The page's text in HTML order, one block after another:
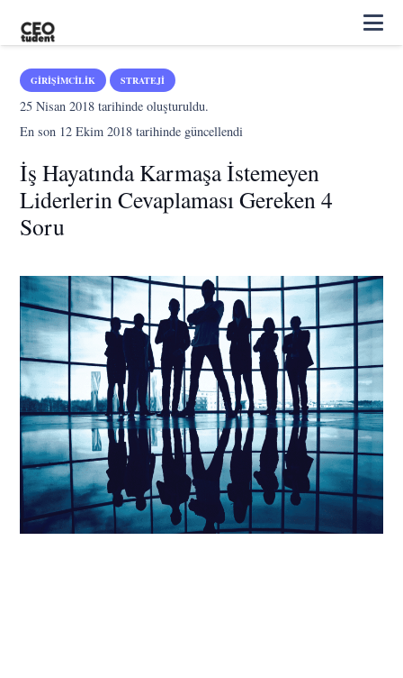
GIRIŞIMCILIK STRATEJI
25 Nisan 2018 tarihinde oluşturuldu.
En son 12 Ekim 2018 tarihinde güncellendi
İş Hayatında Karmaşa İstemeyen
Liderlerin Cevaplaması Gereken 4
Soru